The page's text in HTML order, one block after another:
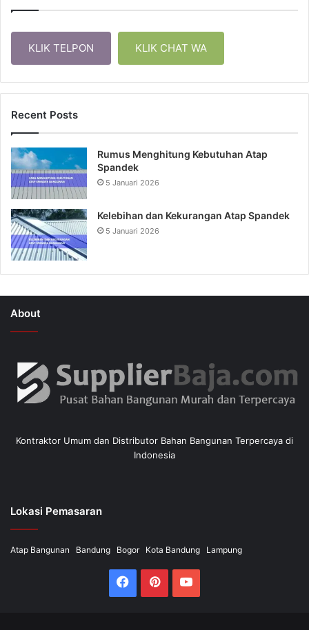
KLIK TELPON KLIK CHAT WA
Recent Posts
Rumus Menghitung Kebutuhan Atap
Spandek
5 Januari 2026
Kelebihan dan Kekurangan Atap Spandek
5 Januari 2026
About
Kontraktor Umum dan Distributor Bahan Bangunan Terpercaya di
Indonesia
Lokasi Pemasaran
Atap Bangunan Bandung Bogor Kota Bandung Lampung
Facebook
PinterestYouTube